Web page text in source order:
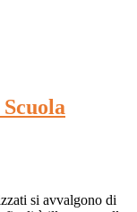
si avvalgono di